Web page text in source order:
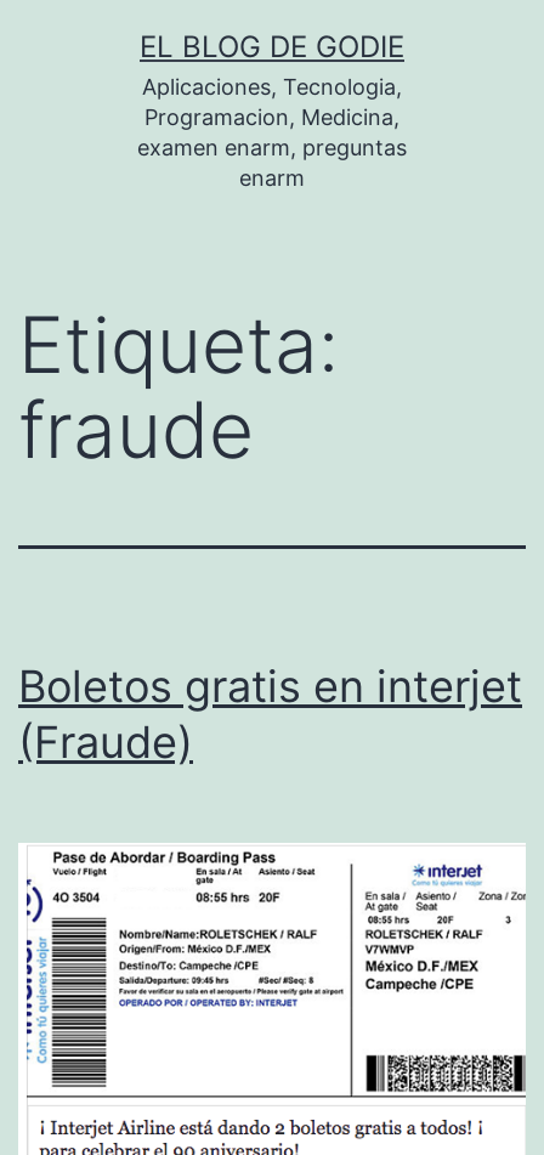
EL BLOG DE GODIE
Aplicaciones, Tecnologia,
Programacion, Medicina,
examen enarm, preguntas
enarm
Etiqueta:
fraude
Boletos gratis en interjet
(Fraude)